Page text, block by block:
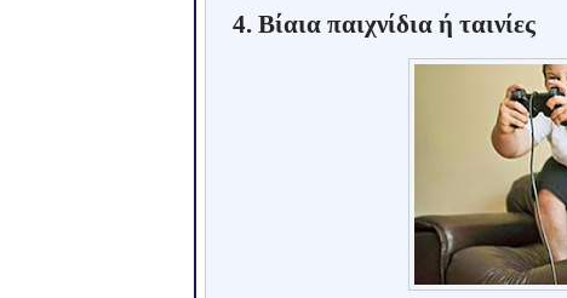
4. Βίαια παιχνίδια ή ταινίες